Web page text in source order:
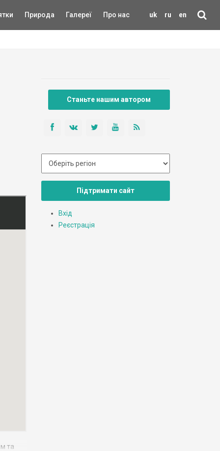
uk ru en
Природа Галереї Про нас
та
Станьте нашим автором
Підтримати сайт
Вхід
Реєстрація